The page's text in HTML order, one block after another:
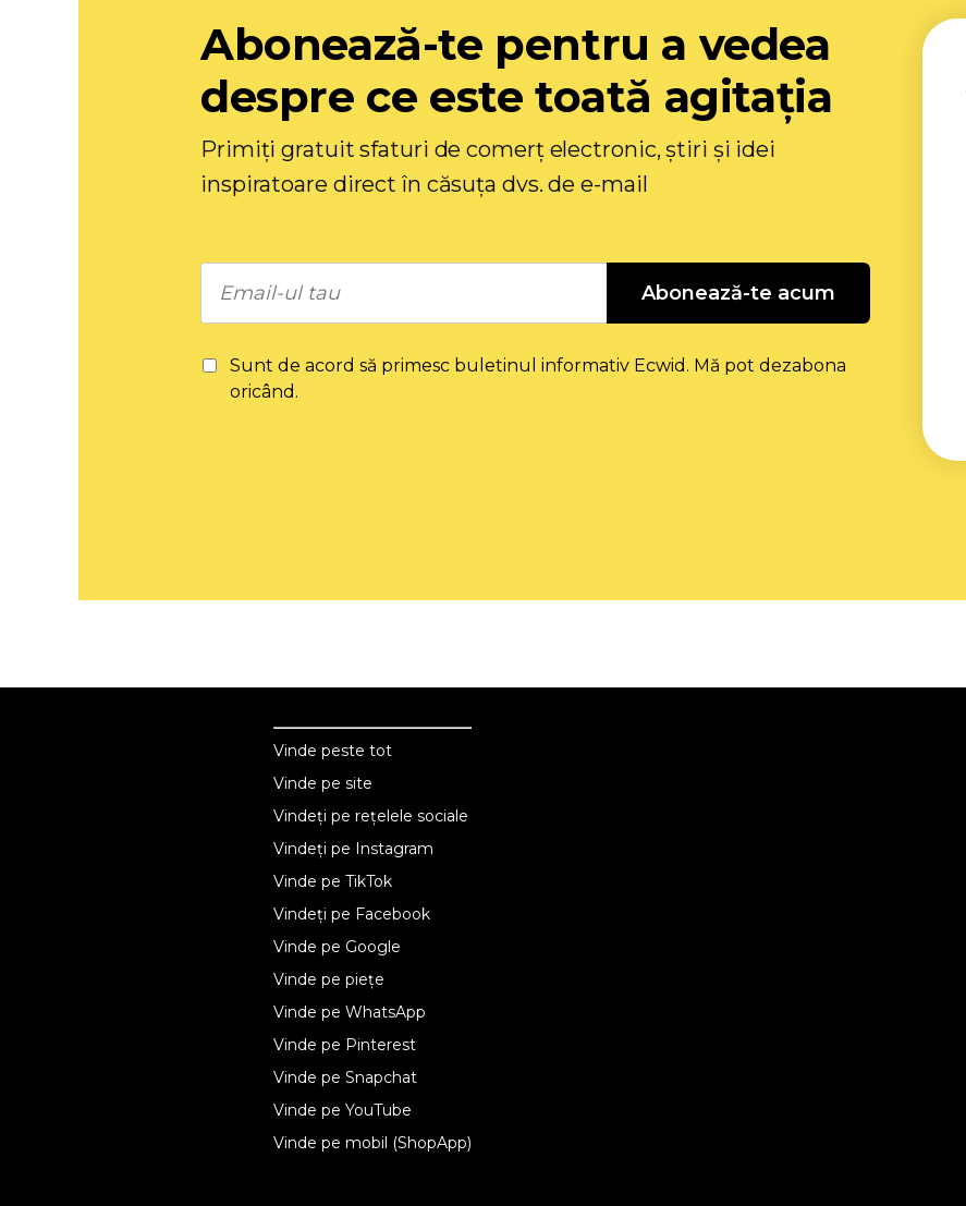
Abonează-te pentru a vedea
despre ce este toată agitația
Primiți gratuit sfaturi de comerț electronic, știri și idei
inspiratoare direct în căsuța dvs. de e-mail
Abonează-te acum
Sunt de acord să primesc buletinul informativ Ecwid. Mă pot dezabona
oricând.
Vinde peste tot
Vinde pe site
Vindeți pe rețelele sociale
Vindeți pe Instagram
Vinde pe TikTok
Vindeți pe Facebook
Vinde pe Google
Vinde pe piețe
Vinde pe WhatsApp
Vinde pe Pinterest
Vinde pe Snapchat
Vinde pe YouTube
Vinde pe mobil (ShopApp)